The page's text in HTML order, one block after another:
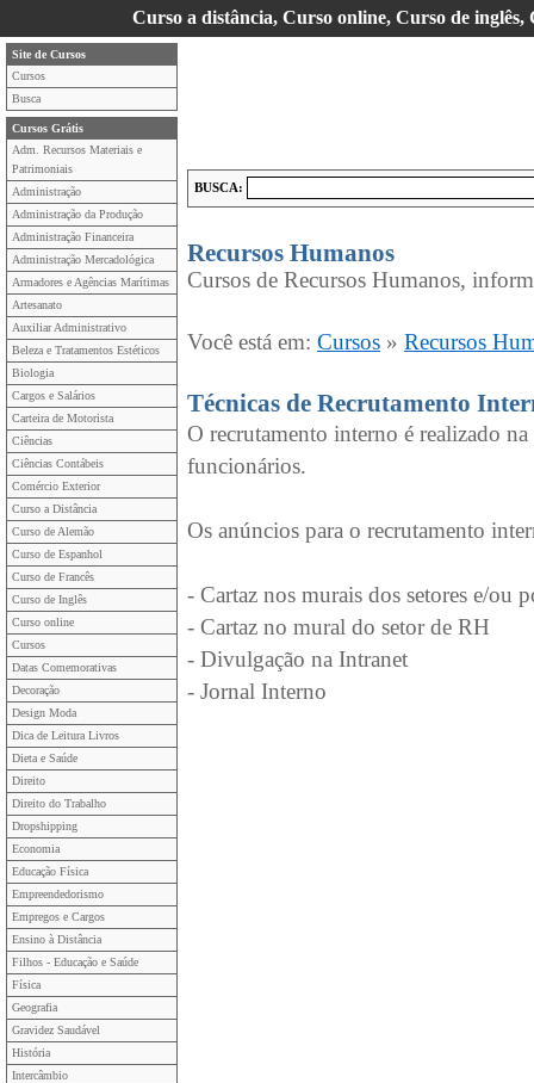
Curso a distância, Curso online, Curso de
Site de Cursos
Cursos
Busca
Cursos Grátis
Adm. Recursos Materiais e
Patrimoniais
Administração
Administração da Produção
Administração Financeira
Administração Mercadológica
Armadores e Agências Marítimas
Artesanato
Auxiliar Administrativo
Beleza e Tratamentos Estéticos
Biologia
Cargos e Salários
Carteira de Motorista
Ciências
Ciências Contábeis
Comércio Exterior
Curso a Distância
Curso de Alemão
Curso de Espanhol
Curso de Francês
Curso de Inglês
Curso online
Cursos
Datas Comemorativas
Decoração
Design Moda
Dica de Leitura Livros
Dieta e Saúde
Direito
Direito do Trabalho
Dropshipping
Economia
Educação Física
Empreendedorismo
Empregos e Cargos
Ensino à Distância
Filhos - Educação e Saúde
Física
Geografia
Gravidez Saudável
História
Intercâmbio
BUSCA:
Recursos Humanos
Cursos de Recursos Humanos,
Você está em: Cursos » Recursos
Técnicas de Recrutamento
O recrutamento interno é realizado
funcionários.
Os anúncios para o recrutamento
- Cartaz nos murais dos setores e/ou
- Cartaz no mural do setor de RH
- Divulgação na Intranet
- Jornal Interno